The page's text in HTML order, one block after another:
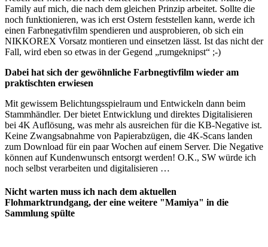
Family auf mich, die nach dem gleichen Prinzip arbeitet. Sollte die
noch funktionieren, was ich erst Ostern feststellen kann, werde ich
einen Farbnegativfilm spendieren und ausprobieren, ob sich ein
NIKKOREX Vorsatz montieren und einsetzen lässt. Ist das nicht der
Fall, wird eben so etwas in der Gegend „rumgeknipst“ ;-)
Dabei hat sich der gewöhnliche Farbnegtivfilm wieder am
praktischten erwiesen
Mit gewissem Belichtungsspielraum und Entwickeln dann beim
Stammhändler. Der bietet Entwicklung und direktes Digitalisieren
bei 4K Auflösung, was mehr als ausreichen für die KB-Negative ist.
Keine Zwangsabnahme von Papierabzügen, die 4K-Scans landen
zum Download für ein paar Wochen auf einem Server. Die Negative
können auf Kundenwunsch entsorgt werden! O.K., SW würde ich
noch selbst verarbeiten und digitalisieren …
Nicht warten muss ich nach dem aktuellen
Flohmarktrundgang, der eine weitere "Mamiya" in die
Sammlung spülte